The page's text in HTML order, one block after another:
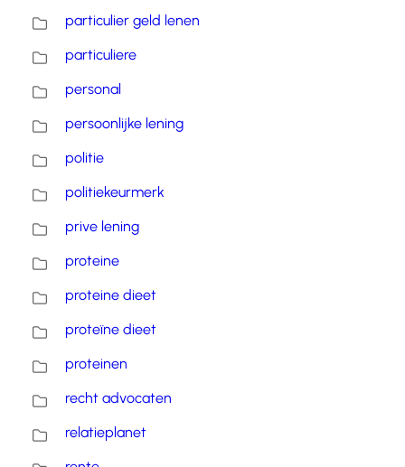
particulier geld lenen
particuliere
personal
persoonlijke lening
politie
politiekeurmerk
prive lening
proteine
proteine dieet
proteïne dieet
proteinen
recht advocaten
relatieplanet